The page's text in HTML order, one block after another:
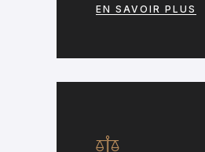
EN SAVOIR PLUS